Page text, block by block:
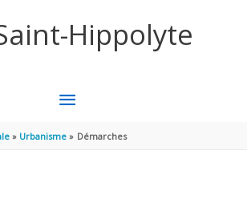
Hippolyte
MENU
PRINCIPAL
Urbanisme Démarches